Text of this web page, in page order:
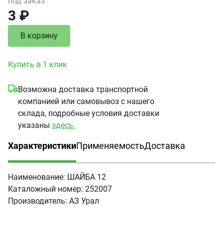
3 ₽
В корзину
Купить в 1 клик
Возможна доставка транспортной
компанией или самовывоз с нашего
склада, подробные условия доставки
указаны здесь.
Характеристики
(активная вкладка)
ПрименяемостьДоставка
Наименование: ШАЙБА 12
Каталожный номер: 252007
Производитель: АЗ Урал